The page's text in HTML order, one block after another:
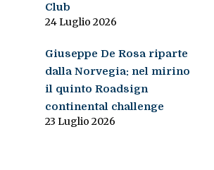
Club
24 Luglio 2026
Giuseppe De Rosa riparte
dalla Norvegia: nel mirino
il quinto Roadsign
continental challenge
23 Luglio 2026